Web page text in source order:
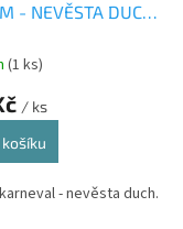
- NEVĚSTA DUCH,
(1 ks)
/ ks
košíku
- nevěsta duch.